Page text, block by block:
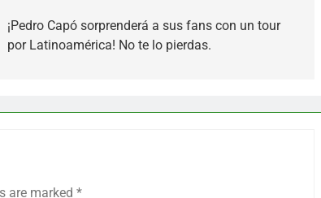
¡Pedro Capó sorprenderá a sus fans con un tour
por Latinoamérica! No te lo pierdas.
are marked *